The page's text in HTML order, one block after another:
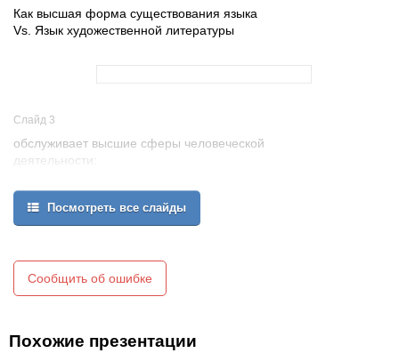
Как высшая форма существования языка
Vs. Язык художественной литературы
Слайд 3
обслуживает высшие сферы человеческой
деятельности:
законодательство,
науку, культуру, образование,
межнациональное общение,
бытовое общение.
Посмотреть все слайды
Сообщить об ошибке
Похожие презентации